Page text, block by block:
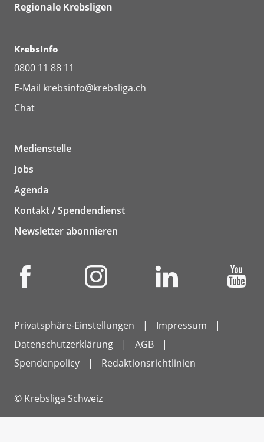
Regionale Krebsligen
KrebsInfo
0800 11 88 11
E-Mail krebsinfo@krebsliga.ch
Chat
Medienstelle
Jobs
Agenda
Kontakt / Spendendienst
Newsletter abonnieren
Privatsphäre-Einstellungen
Impressum
Datenschutzerklärung
AGB
Spendenpolicy
Redaktionsrichtlinien
© Krebsliga Schweiz